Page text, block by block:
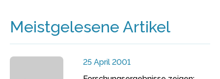
Meistgelesene Artikel
25 April 2001